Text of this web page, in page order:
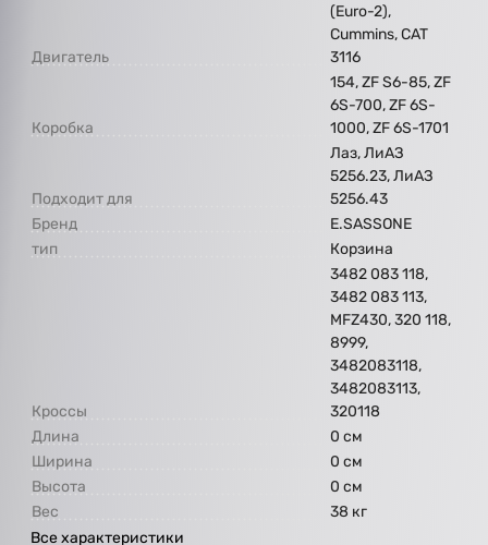
Двигатель
(Euro-2),
Cummins, CAT
3116
Коробка
154, ZF S6-85, ZF
6S-700, ZF 6S-
1000, ZF 6S-1701
Подходит для
Лаз, ЛиАЗ
5256.23, ЛиАЗ
5256.43
Бренд
E.SASSONE
тип
Корзина
Кроссы
3482 083 118,
3482 083 113,
MFZ430, 320 118,
8999,
3482083118,
3482083113,
320118
Длина
0 см
Ширина
0 см
Высота
0 см
Вес
38 кг
Все характеристики